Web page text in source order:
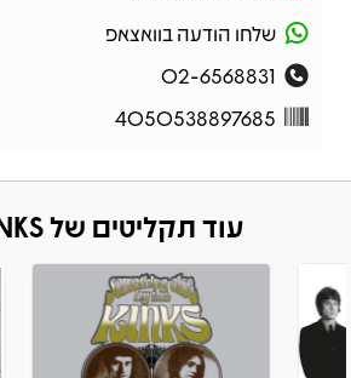
שלחו הודעה בוואצאפ
02-6568831
4050538897685
עוד תקליטים של THE KINKS